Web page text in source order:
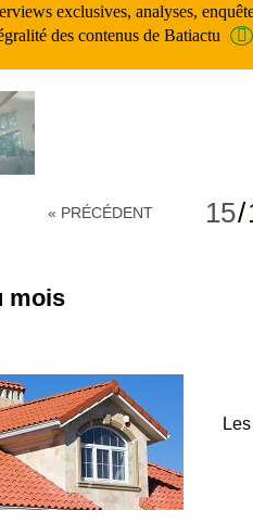
exclusives, analyses,
des contenus de Batiactu
« PRÉCÉDENT 15/
mois
Entre